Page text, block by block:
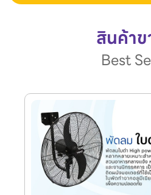
สินค้า
Best